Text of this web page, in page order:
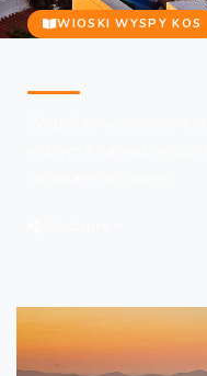
WIOSKI WYSPY KOS